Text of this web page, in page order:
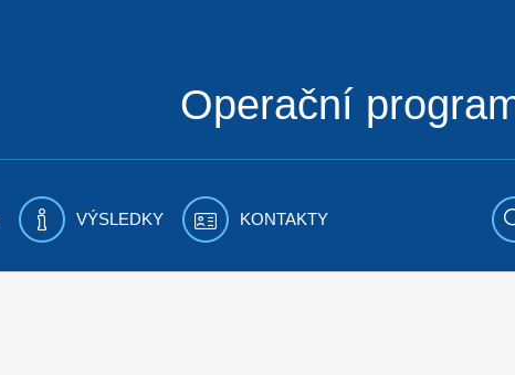
Operační
VÝSLEDKY KONTAKTY